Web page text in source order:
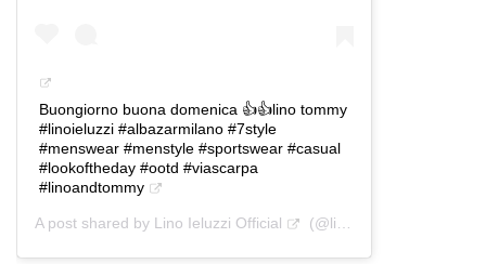
Buongiorno buona domenica 👍👍lino tommy
#linoieluzzi #albazarmilano #7style
#menswear #menstyle #sportswear #casual
#lookoftheday #ootd #viascarpa
#linoandtommy
A post shared by Lino Ieluzzi Official (@linoieluzziofficial) on